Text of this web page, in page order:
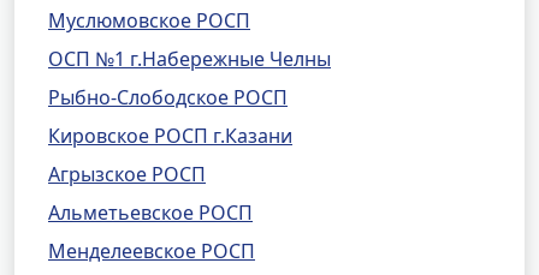
Муслюмовское РОСП
ОСП №1 г.Набережные Челны
Рыбно-Слободское РОСП
Кировское РОСП г.Казани
Агрызское РОСП
Альметьевское РОСП
Менделеевское РОСП